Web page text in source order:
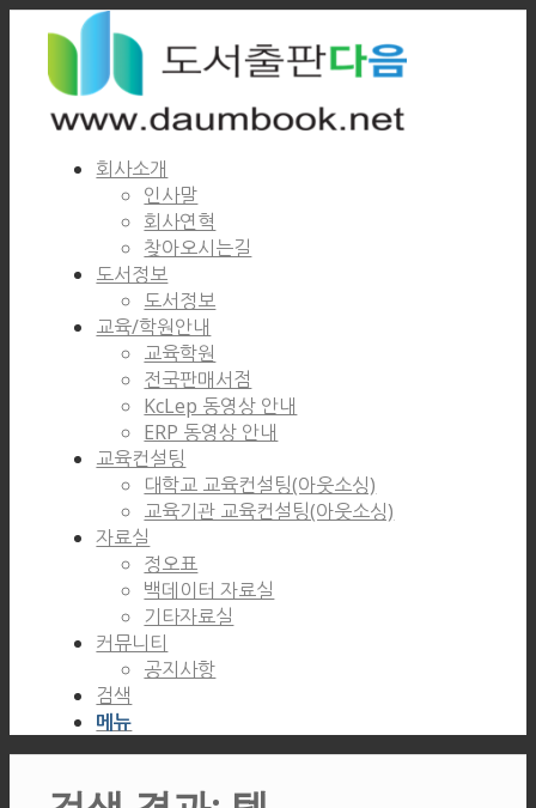
회사소개
인사말
회사연혁
찾아오시는길
도서정보
도서정보
교육/학원안내
교육학원
전국판매서점
KcLep 동영상 안내
ERP 동영상 안내
교육컨설팅
대학교 교육컨설팅(아웃소싱)
교육기관 교육컨설팅(아웃소싱)
자료실
정오표
백데이터 자료실
기타자료실
커뮤니티
공지사항
검색
메뉴